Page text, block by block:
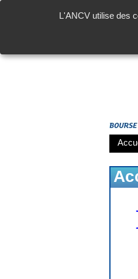
L'ANCV utilise des